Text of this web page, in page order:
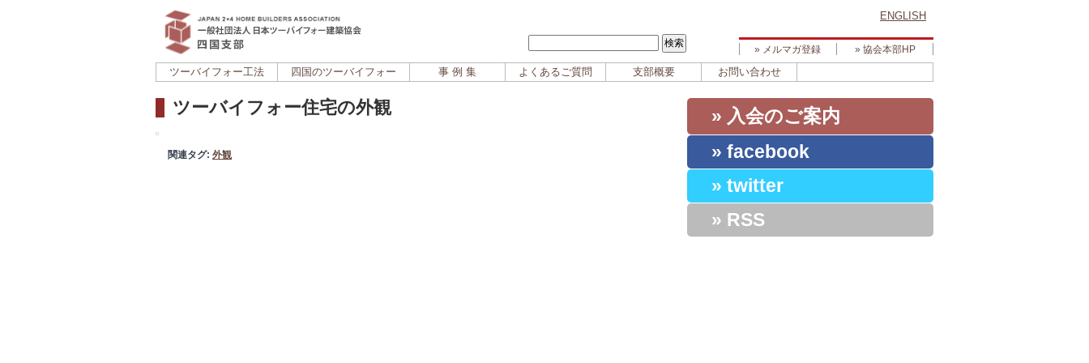
ENGLISH
» 協会本部HP
» メルマガ登録
ツーバイフォー工法 四国のツーバイフォー 事 例 集 よくあるご質問 支部概要 お問い合わせ
ツーバイフォー住宅の外観
関連タグ: 外観
» 入会のご案内
» facebook
» twitter
» RSS